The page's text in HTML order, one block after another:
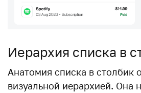
Иерархия списка в
Анатомия списка в столбик
визуальной иерархией. Она